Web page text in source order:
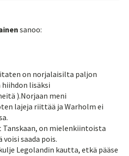
sanoo:
on norjalaisilta paljon
lisäksi
).Norjaan meni
lajeja riittää ja Warholm ei
Tanskaan, on mielenkiintoista
saada pois.
Legolandin kautta, etkä pääse